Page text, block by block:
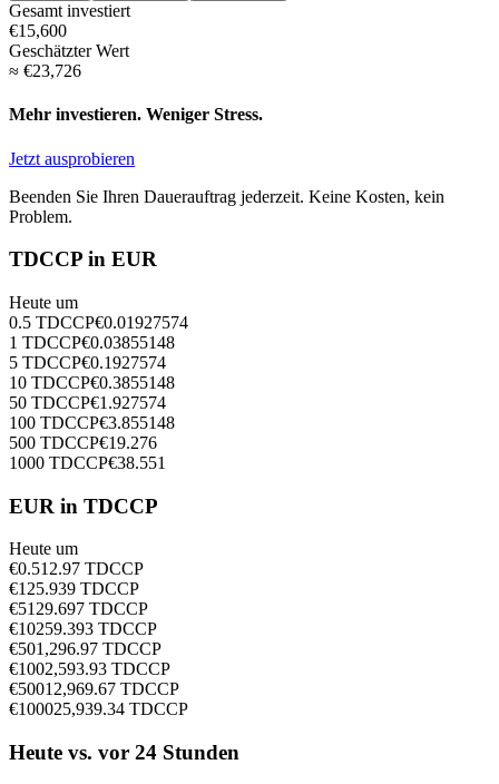
Gesamt investiert
€15,600
Geschätzter Wert
≈ €23,726
Mehr investieren. Weniger Stress.
Jetzt ausprobieren
Beenden Sie Ihren Dauerauftrag jederzeit. Keine Kosten, kein
Problem.
TDCCP in EUR
Heute um
0.5 TDCCP€0.01927574
1 TDCCP€0.03855148
5 TDCCP€0.1927574
10 TDCCP€0.3855148
50 TDCCP€1.927574
100 TDCCP€3.855148
500 TDCCP€19.276
1000 TDCCP€38.551
EUR in TDCCP
Heute um
€0.512.97 TDCCP
€125.939 TDCCP
€5129.697 TDCCP
€10259.393 TDCCP
€501,296.97 TDCCP
€1002,593.93 TDCCP
€50012,969.67 TDCCP
€100025,939.34 TDCCP
Heute vs. vor 24 Stunden